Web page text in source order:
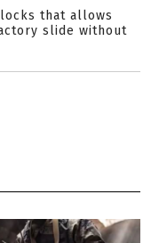
that allows
slide without